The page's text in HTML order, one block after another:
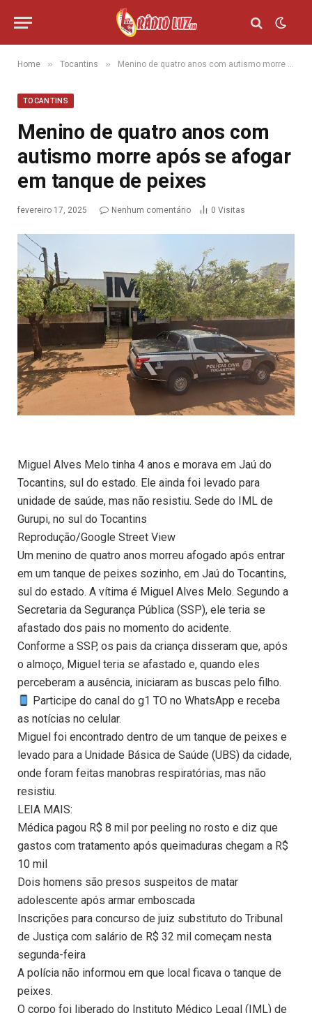
Home » Tocantins » Menino de quatro anos com autismo morre após se afogar em tanque de peixes
TOCANTINS
Menino de quatro anos com
autismo morre após se afogar
em tanque de peixes
fevereiro 17, 2025 Nenhum comentário 0 Visitas
Miguel Alves Melo tinha 4 anos e morava em Jaú do
Tocantins, sul do estado. Ele ainda foi levado para
unidade de saúde, mas não resistiu. Sede do IML de
Gurupi, no sul do Tocantins
Reprodução/Google Street View
Um menino de quatro anos morreu afogado após entrar
em um tanque de peixes sozinho, em Jaú do Tocantins,
sul do estado. A vítima é Miguel Alves Melo. Segundo a
Secretaria da Segurança Pública (SSP), ele teria se
afastado dos pais no momento do acidente.
Conforme a SSP, os pais da criança disseram que, após
o almoço, Miguel teria se afastado e, quando eles
perceberam a ausência, iniciaram as buscas pelo filho.
Participe do canal do g1 TO no WhatsApp e receba
as notícias no celular.
Miguel foi encontrado dentro de um tanque de peixes e
levado para a Unidade Básica de Saúde (UBS) da cidade,
onde foram feitas manobras respiratórias, mas não
resistiu.
LEIA MAIS:
Médica pagou R$ 8 mil por peeling no rosto e diz que
gastos com tratamento após queimaduras chegam a R$
10 mil
Dois homens são presos suspeitos de matar
adolescente após armar emboscada
Inscrições para concurso de juiz substituto do Tribunal
de Justiça com salário de R$ 32 mil começam nesta
segunda-feira
A polícia não informou em que local ficava o tanque de
peixes.
O corpo foi liberado do Instituto Médico Legal (IML) de